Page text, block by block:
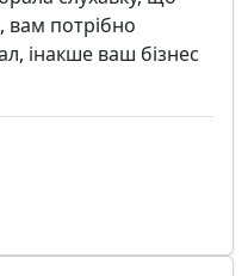
вам потрібно
інакше ваш бізнес